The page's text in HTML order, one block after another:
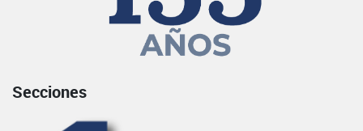
Secciones